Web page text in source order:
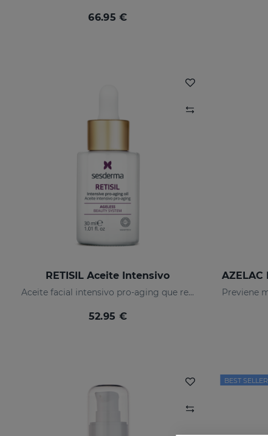
66.95 €
RETISIL Aceite Intensivo
Aceite facial intensivo pro-aging que reduce arrugas
52.95 €
BEST SELLER